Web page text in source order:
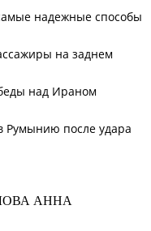
АННА